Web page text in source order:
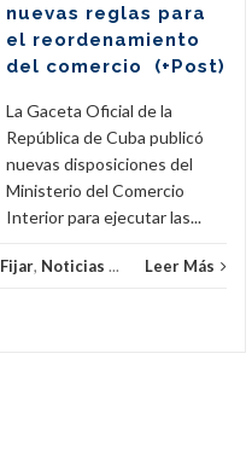
nuevas reglas para
el reordenamiento
del comercio (+Post)
La Gaceta Oficial de la
República de Cuba publicó
nuevas disposiciones del
Ministerio del Comercio
Interior para ejecutar las...
Fijar, Noticias ... Leer Más